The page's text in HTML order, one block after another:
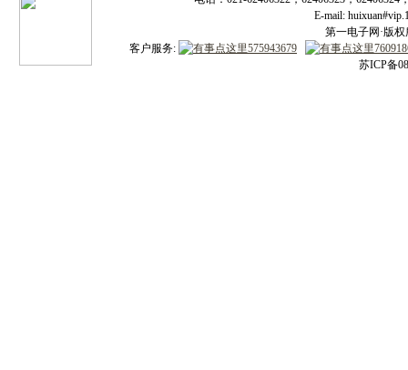
E-mail:
第一电子网·版权
客户服务:
苏ICP备